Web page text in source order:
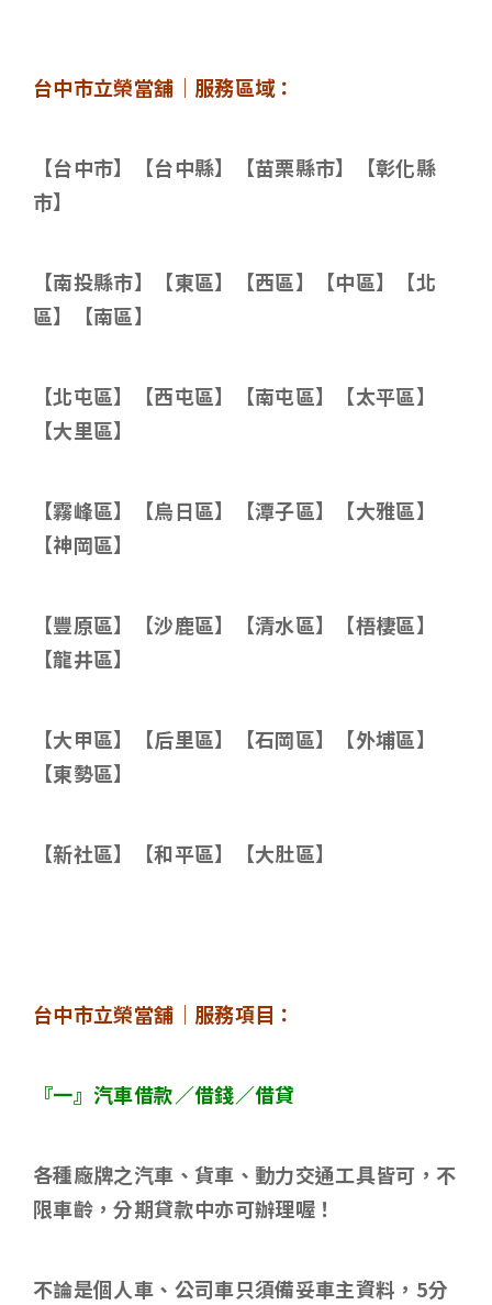
台中市立榮當舖｜服務區域：
【台中市】【台中縣】【苗栗縣市】【彰化縣
市】
【南投縣市】【東區】【西區】【中區】【北
區】【南區】
【北屯區】【西屯區】【南屯區】【太平區】
【大里區】
【霧峰區】【烏日區】【潭子區】【大雅區】
【神岡區】
【豐原區】【沙鹿區】【清水區】【梧棲區】
【龍井區】
【大甲區】【后里區】【石岡區】【外埔區】
【東勢區】
【新社區】【和平區】【大肚區】
台中市立榮當舖｜服務項目：
『一』汽車借款／借錢／借貸
各種廠牌之汽車、貨車、動力交通工具皆可，不
限車齡，分期貸款中亦可辦理喔！
不論是個人車、公司車只須備妥車主資料， 5分